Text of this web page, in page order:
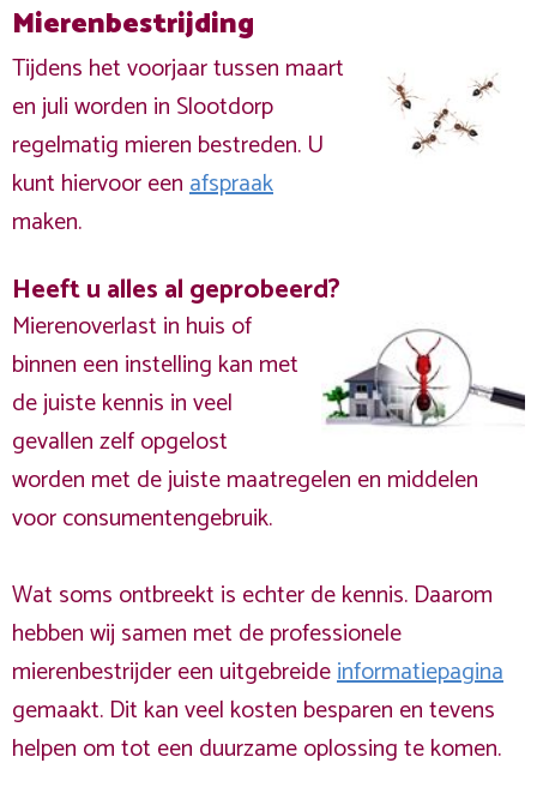
Mierenbestrijding
Tijdens het voorjaar tussen maart
en juli worden in Slootdorp
regelmatig mieren bestreden. U
kunt hiervoor eenafspraak
maken.
Heeft u alles al geprobeerd?
Mierenoverlast in huis of
binnen een instelling kan met
de juiste kennis in veel
gevallen zelf opgelost
worden met de juiste maatregelen en middelen
voor consumentengebruik.
Wat soms ontbreekt is echter de kennis. Daarom
hebben wij samen met de professionele
mierenbestrijder een uitgebreideinformatiepagina
gemaakt. Dit kan veel kosten besparen en tevens
helpen om tot een duurzame oplossing te komen.